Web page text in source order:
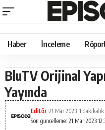
Haber İnceleme
BluTV Orijinal
Yayında
Son güncelleme: 21 Mar 2023
Editör 21 Mar 2023 1